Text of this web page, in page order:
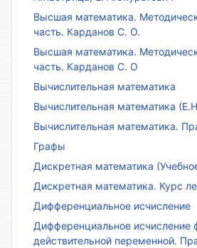
Высшая математика.
часть. Карданов С. О.
Высшая математика.
часть. Карданов С. О
Вычислительная математика
Вычислительная математика
Вычислительная математика.
Графы
Дискретная математика
Дискретная математика. Курс
Дифференциальное исчисление
Дифференциальное исчисление
действительной переменной.